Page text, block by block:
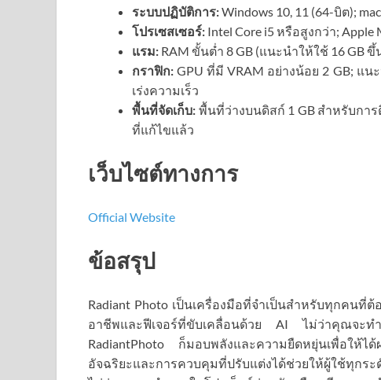
ระบบปฏิบัติการ:Windows 10, 11 (64-บิต);
โปรเซสเซอร์: Intel Core i5 หรือสูงกว่า;
แรม: RAM ขั้นต่ำ 8 GB (แนะนำให้ใช้ 16 GB
กราฟิก: GPU ที่มี VRAM อย่างน้อย 2 GB; แ
เร่งความเร็ว
พื้นที่จัดเก็บ: พื้นที่ว่างบนดิสก์ 1 GB สำหรับกา
ที่แก้ไขแล้ว
เว็บไซต์ทางการ
Official Website
ข้อสรุป
Radiant Photo เป็นเครื่องมือที่จำเป็นสำหรับทุกคน
อาชีพและฟีเจอร์ที่ขับเคลื่อนด้วย AI ไม่ว่าคุณจะทำ
RadiantPhoto ก็มอบพลังและความยืดหยุ่นเพื่อให้
อัจฉริยะและการควบคุมที่ปรับแต่งได้ช่วยให้ผู้ใช้ทุก